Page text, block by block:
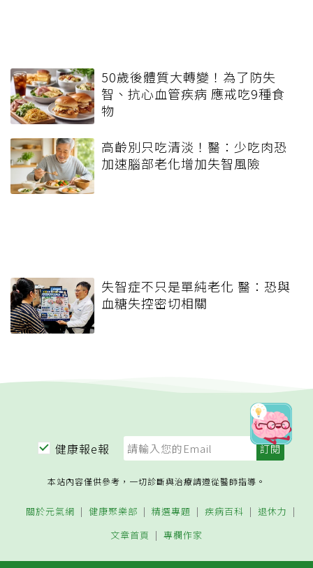
50歲後體質大轉變！為了防失
智、抗心血管疾病 應戒吃9種食
物
高齡別只吃清淡！醫：少吃肉恐
加速腦部老化增加失智風險
失智症不只是單純老化 醫：恐與
血糖失控密切相關
健康報e報
本站內容僅供參考，一切診斷與治療請遵從醫師指導。
關於元氣網 健康聚樂部 精選專題 疾病百科
退休力
文章首頁
專欄作家